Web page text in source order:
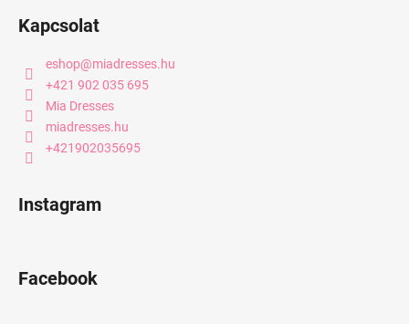
Kapcsolat
eshop@miadresses.hu
+421 902 035 695
Mia Dresses
miadresses.hu
+421902035695
Instagram
Facebook